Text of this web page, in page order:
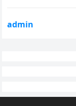
admin